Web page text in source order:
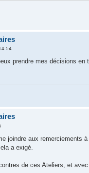
prendre mes décisions en
joindre aux remerciements
a exigé.
de ces Ateliers, et